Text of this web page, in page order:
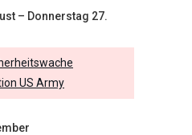
– Donnerstag 27.
US Army